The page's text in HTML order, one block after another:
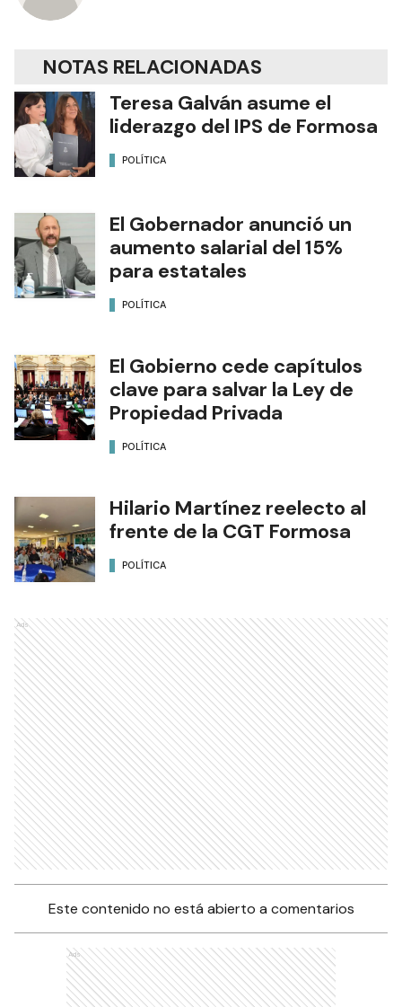
NOTAS RELACIONADAS
Teresa Galván asume el
liderazgo del IPS de Formosa
POLÍTICA
El Gobernador anunció un
aumento salarial del 15%
para estatales
POLÍTICA
El Gobierno cede capítulos
clave para salvar la Ley de
Propiedad Privada
POLÍTICA
Hilario Martínez reelecto al
frente de la CGT Formosa
POLÍTICA
Ads
Este contenido no está abierto a comentarios
Ads